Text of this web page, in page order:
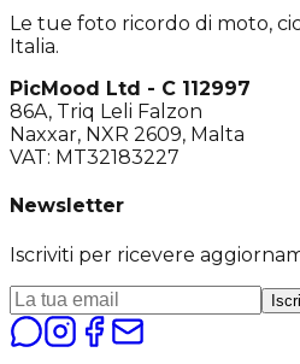
Le tue foto ricordo di moto,
Italia.
PicMood Ltd - C 112997
86A, Triq Leli Falzon
Naxxar, NXR 2609, Malta
VAT: MT32183227
Newsletter
Iscriviti per ricevere